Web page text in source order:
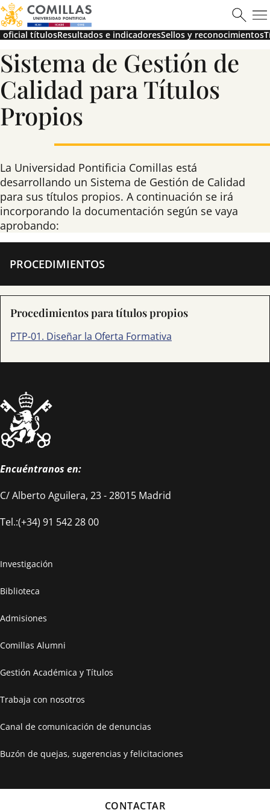
ICAI
Ver más
Máster en Ciberseguridad
oficial títulosResultados e indicadoresSellos y reconocimientos
Sistema de Gestión de
Calidad para Títulos
Propios
La Universidad Pontificia Comillas está
desarrollando un Sistema de Gestión de Calidad
para sus títulos propios. A continuación se irá
incorporando la documentación según se vaya
aprobando:
PROCEDIMIENTOS
Procedimientos para títulos propios
PTP-01. Diseñar la Oferta Formativa
Encuéntranos en:
C/ Alberto Aguilera, 23 - 28015 Madrid
Tel.:(+34) 91 542 28 00
Investigación
Biblioteca
Admisiones
Comillas Alumni
Gestión Académica y Títulos
Trabaja con nosotros
Canal de comunicación de denuncias
Buzón de quejas, sugerencias y felicitaciones
CONTACTAR